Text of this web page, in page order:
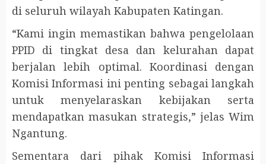
di seluruh wilayah Kabupaten Katingan.
“Kami ingin memastikan bahwa pengelolaan
PPID di tingkat desa dan kelurahan dapat
berjalan lebih optimal. Koordinasi dengan
Komisi Informasi ini penting sebagai langkah
untuk menyelaraskan kebijakan serta
mendapatkan masukan strategis,” jelas Wim
Ngantung.
Sementara dari pihak Komisi Informasi